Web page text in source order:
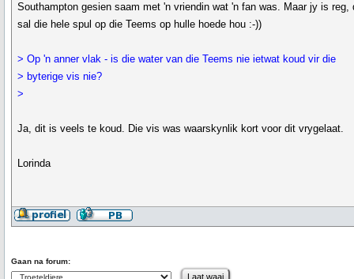
Southampton gesien saam met 'n vriendin wat 'n fan was. Maar jy is reg,
sal die hele spul op die Teems op hulle hoede hou :-))
> Op 'n anner vlak - is die water van die Teems nie ietwat koud vir die
> byterige vis nie?
>
Ja, dit is veels te koud. Die vis was waarskynlik kort voor dit vrygelaat.
Lorinda
Gaan na forum: